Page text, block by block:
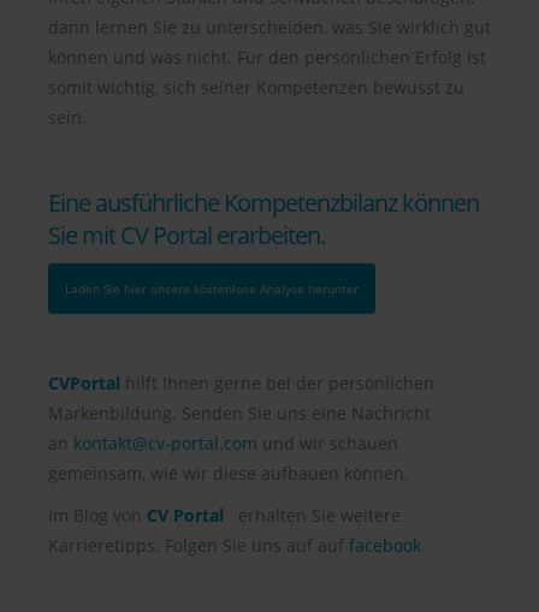
dann lernen Sie zu unterscheiden, was Sie wirklich gut
können und was nicht. Für den persönlichen Erfolg ist
somit wichtig, sich seiner Kompetenzen bewusst zu
sein.
Eine ausführliche Kompetenzbilanz können
Sie mit CV Portal erarbeiten.
Laden Sie hier unsere kostenlose Analyse herunter
CVPortal hilft Ihnen gerne bei der persönlichen
Markenbildung. Senden Sie uns eine Nachricht
an kontakt@cv-portal.com und wir schauen
gemeinsam, wie wir diese aufbauen können.
Im Blog von CV Portal
erhalten Sie weitere
Karrieretipps. Folgen Sie uns auf auf facebook